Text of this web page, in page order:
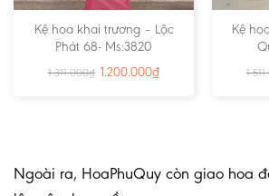
Kệ hoa khai trương – Lộc
Phát 68- Ms:3820
1.311.000₫ 1.200.000₫
Kệ
Ngoài ra, HoaPhuQuy còn giao hoa